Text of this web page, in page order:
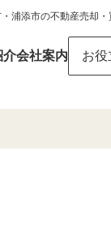
浦添市の不動産売却
介会社案内 お